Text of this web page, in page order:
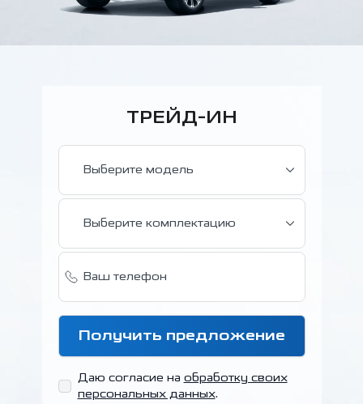
ТРЕЙД-ИН
Выберите модель
Выберите комплектацию
Получить предложение
Даю согласие на обработку своих
персональных данных.